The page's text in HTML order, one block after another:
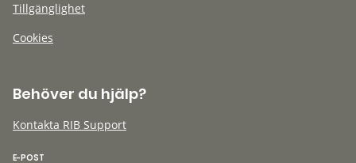
Tillgänglighet
Cookies
Behöver du hjälp?
Kontakta RIB Support
E-POST